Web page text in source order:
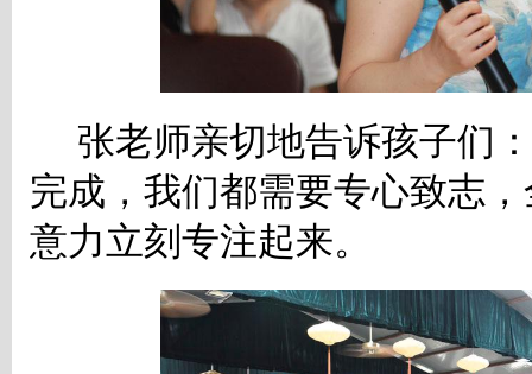
张老师亲切地告诉孩子们
完成，我们都需要专心致志
意力立刻专注起来。